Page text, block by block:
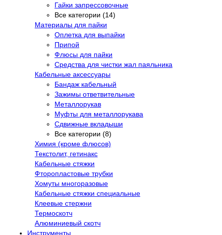
Гайки запрессовочные
Все категории (14)
Материалы для пайки
Оплетка для выпайки
Припой
Флюсы для пайки
Средства для чистки жал паяльника
Кабельные аксессуары
Бандаж кабельный
Зажимы ответвительные
Металлорукав
Муфты для металлорукава
Сдвижные вкладыши
Все категории (8)
Химия (кроме флюсов)
Текстолит, гетинакс
Кабельные стяжки
Фторопластовые трубки
Хомуты многоразовые
Кабельные стяжки специальные
Клеевые стержни
Термоскотч
Алюминиевый скотч
Инструменты